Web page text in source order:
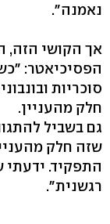
נאמנה".
אך הקושי הזה,
הפסיכיאטר:
סוכריות
חלק מהעניין.
גם בשביל
שזה חלק
התפקיד. ידעתי
רגשנית".